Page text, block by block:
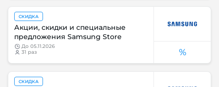
%
СКИДКА
Акции, скидки и специальные
предложения Samsung Store
до 05.11.2026
31 раз
СКИДКА